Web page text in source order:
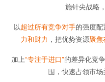
施针尖战略
以超过所有竞争对手的强度配
力和财力 ，把优势资源聚焦
加上“专注于进口”的差异化竞
围，快速占领市场